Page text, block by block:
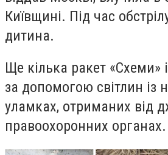
Київщині. Під час
дитина.
Ще кілька ракет «Схеми»
за допомогою світлин із
уламках, отриманих від
правоохоронних органах.